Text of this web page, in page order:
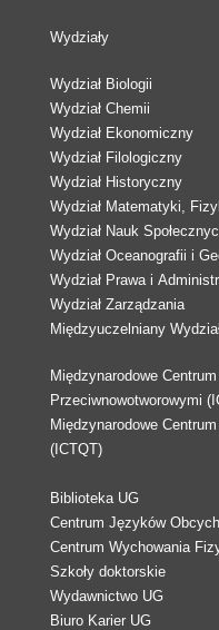
Wydziały
Wydział Biologii
Wydział Chemii
Wydział Ekonomiczny
Wydział Filologiczny
Wydział Historyczny
Wydział Matematyki,
Wydział Nauk
Wydział Oceanografii i
Wydział Prawa i
Wydział Zarządzania
Międzyuczelniany
Międzynarodowe
Przeciwnowotworowymi
Międzynarodowe
(ICTQT)
Biblioteka UG
Centrum Języków Obcych
Centrum Wychowania
Szkoły doktorskie
Wydawnictwo UG
Biuro Karier UG